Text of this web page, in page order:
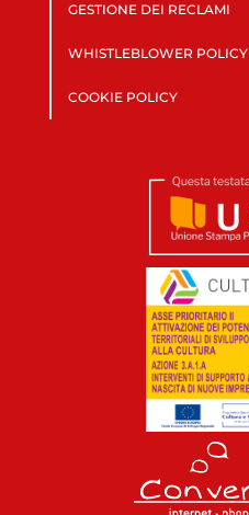
GESTIONE DEI RECLAMI
WHISTLEBLOWER POLICY
COOKIE POLICY